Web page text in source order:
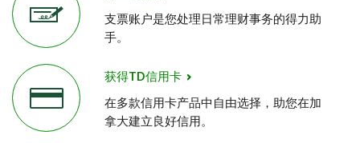
支票账户是您处理日常理财事务的得力助
手。
获得TD信用卡
在多款信用卡产品中自由选择，助您在加
拿大建立良好信用。